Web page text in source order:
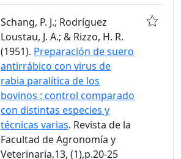
Schang, P. J.; Rodríguez
Loustau, J. A.; & Rizzo, H. R.
(1951). Preparación de suero
antirrábico con virus de
rabia paralítica de los
bovinos : control comparado
con distintas especies y
técnicas varias. Revista de la
Facultad de Agronomía y
Veterinaria,13, (1),p.20-25